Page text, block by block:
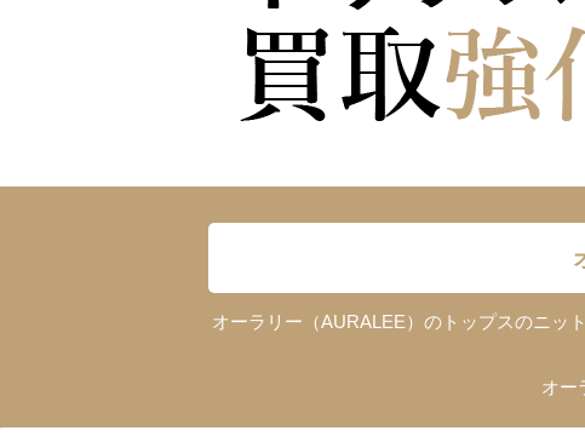
オーラリー（AURALEE）のトップスのニッ
オー